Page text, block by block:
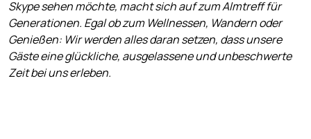
Skype sehen möchte, macht sich auf zum Almtreff für
Generationen. Egal ob zum Wellnessen, Wandern oder
Genießen: Wir werden alles daran setzen, dass unsere
Gäste eine glückliche, ausgelassene und unbeschwerte
Zeit bei uns erleben.